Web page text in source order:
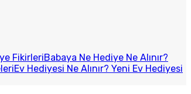
FikirleriBabaya Ne Hediye Ne Alınır?
Ev Hediyesi Ne Alınır? Yeni Ev Hediyesi